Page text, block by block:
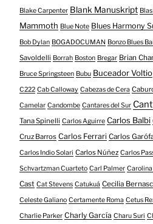
Blake Carpenter Blank Manuskript
Mammoth Blue Note Blues Harmony
Bob Dylan BOGADOCUMAN Bonzo Blues
Savoldelli Borrah Boston Bregar Brian
Bruce Springsteen Bubu Buceador Voltio
C222 Cab Calloway Cabezas de Cera
Camelar Candombe Cantares del Sur
Tana Spinelli Carlos Aguirre Carlos Balbi
Cruz Barros Carlos Ferrari Carlos
Carlos Indio Solari Carlos Núñez Carlos
Schvartzman Cuarteto Carl Palmer
Cast Cat Stevens Catukuá Cecilia
Celeste Galiano Certamente Roma Cetus
Charlie Parker Charly García Charu Suri